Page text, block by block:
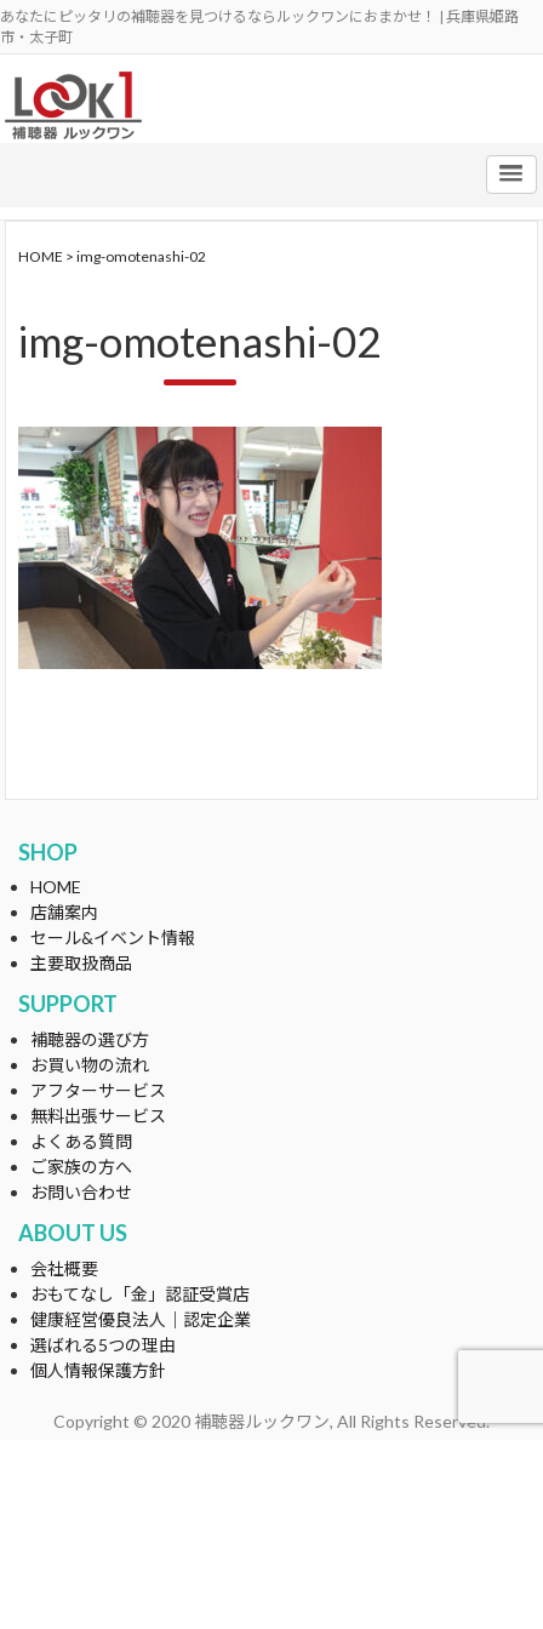
あなたにピッタリの補聴器を見つけるならルックワンにおまかせ！ | 兵庫県姫路
市・太子町
HOME >img-omotenashi-02
img-omotenashi-02
SHOP
HOME
店舗案内
セール&イベント情報
主要取扱商品
SUPPORT
補聴器の選び方
お買い物の流れ
アフターサービス
無料出張サービス
よくある質問
ご家族の方へ
お問い合わせ
ABOUT US
会社概要
おもてなし「金」認証受賞店
健康経営優良法人｜認定企業
選ばれる5つの理由
個人情報保護方針
Copyright © 2020 補聴器ルックワン, All Rights Reserved.